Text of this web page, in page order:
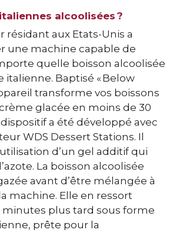
alcoolisées ?
résidant aux Etats-Unis a
une machine capable de
quelle boisson alcoolisée
italienne. Baptisé « Below
transforme vos boissons
glacée en moins de 30
a été développé avec
WDS Dessert Stations. Il
d’un gel additif qui
La boisson alcoolisée
avant d’être mélangée à
machine. Elle en ressort
minutes plus tard sous forme
prête pour la